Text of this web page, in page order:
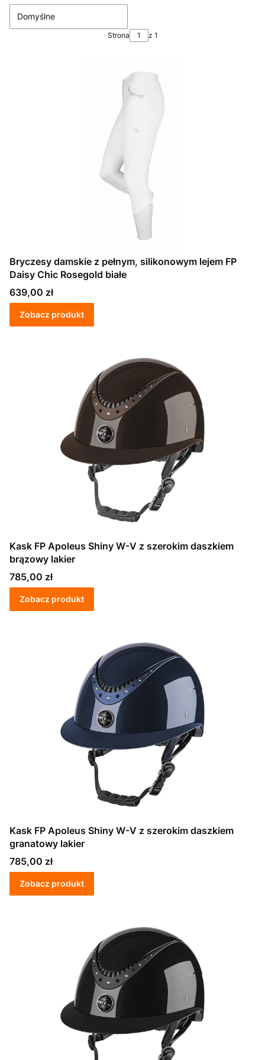
Domyślne
Strona z 1
Bryczesy damskie z pełnym, silikonowym lejem FP
Daisy Chic Rosegold białe
Cena
639,00 zł
Zobacz produkt
Kask FP Apoleus Shiny W-V z szerokim daszkiem
brązowy lakier
Cena
785,00 zł
Zobacz produkt
Kask FP Apoleus Shiny W-V z szerokim daszkiem
granatowy lakier
Cena
785,00 zł
Zobacz produkt